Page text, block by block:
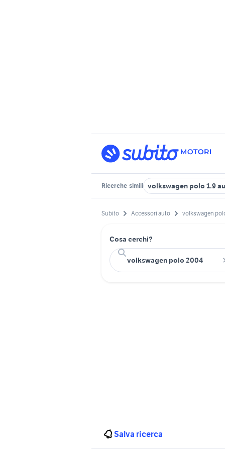
Ricerche simili volkswagen polo 1.9
Subito Accessori auto volkswagen
Cosa cerchi?
Salva ricerca